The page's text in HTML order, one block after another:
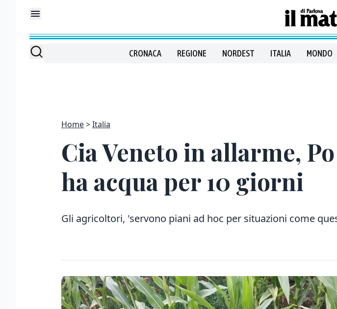
CRONACA REGIONE NORDEST ITALIA MONDO
Home Italia
Cia Veneto in allarme,
ha acqua per 10 giorni
Gli agricoltori, 'servono piani ad hoc per situazioni come